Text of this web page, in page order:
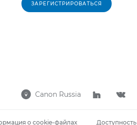
ЗАРЕГИСТРИРОВАТЬСЯ
 Canon Russia  
о cookie-файлах Доступность